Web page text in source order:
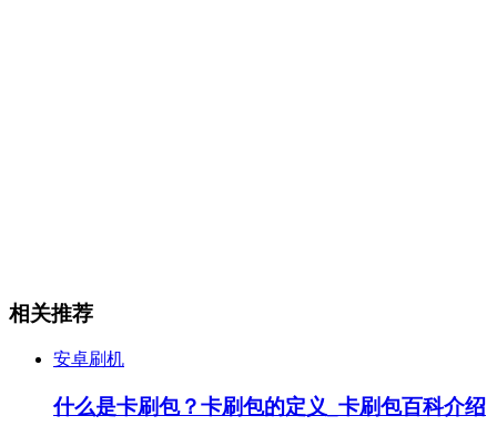
相关推荐
安卓刷机
什么是卡刷包？卡刷包的定义_卡刷包百科介绍